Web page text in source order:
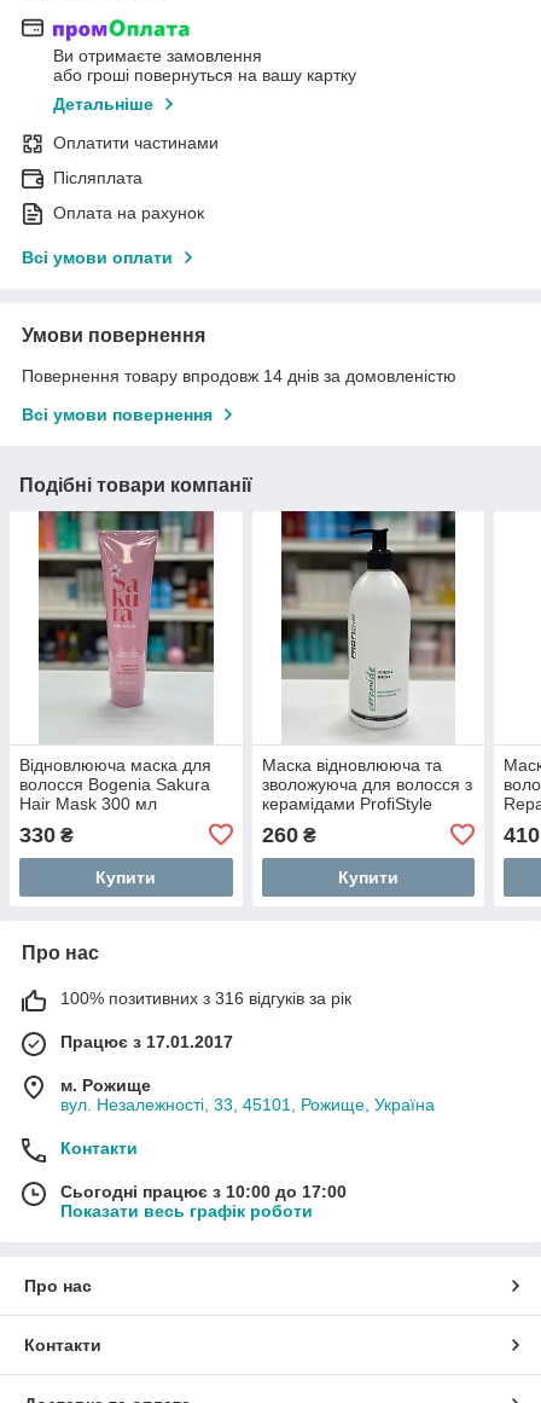
Ви отримаєте замовлення
або гроші повернуться на вашу картку
Детальніше
Оплатити частинами
Післяплата
Оплата на рахунок
Всі умови оплати
Умови повернення
Повернення товару впродовж 14 днів за домовленістю
Всі умови повернення
Подібні товари компанії
Відновлююча маска для
волосся Bogenia Sakura
Hair Mask 300 мл
330 ₴
Купити
Маска відновлююча та
зволожуюча для волосся з
керамідами ProfiStyle
260₴
Купити
410
Про нас
100% позитивних з 316 відгуків за рік
Працює з 17.01.2017
м. Рожище
вул. Незалежності, 33, 45101, Рожище, Україна
Контакти
Сьогодні працює з 10:00 до 17:00
Показати весь графік роботи
Про нас
Контакти